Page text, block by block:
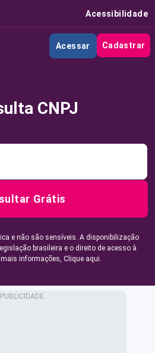
Acessibilidade
Acessar Cadastrar
CNPJ
Grátis
e não são sensíveis. A disponibilização
brasileira e o direito de acesso à
informações, Clique aqui.